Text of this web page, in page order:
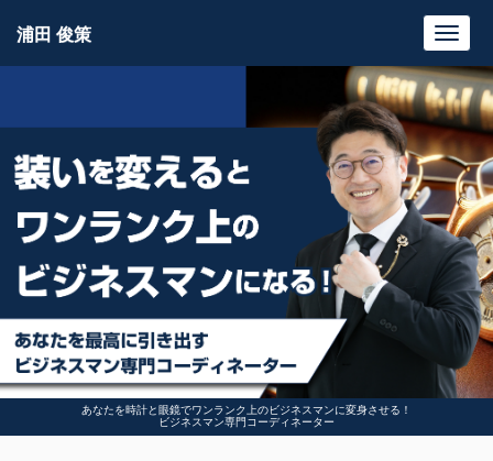
あなたを時計と眼鏡でワンランク上のビジネスマンに変身させる！
ビジネスマン専門コーディネーター
浦田 俊策